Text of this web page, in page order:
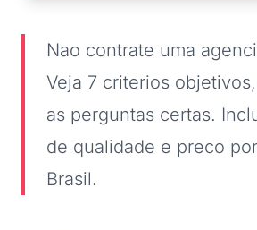
Nao contrate uma
Veja 7 criterios
as perguntas certas.
de qualidade e preco
Brasil.